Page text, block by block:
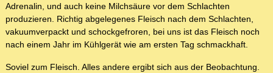
Adrenalin, und auch keine Milchsäure vor dem Schlachten
produzieren. Richtig abgelegenes Fleisch nach dem Schlachten,
vakuumverpackt und schockgefroren, bei uns ist das Fleisch noch
nach einem Jahr im Kühlgerät wie am ersten Tag schmackhaft.
Soviel zum Fleisch. Alles andere ergibt sich aus der Beobachtung.